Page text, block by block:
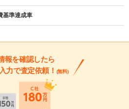
基準達成車
報を確認したら
力で査定依頼！ (無料)